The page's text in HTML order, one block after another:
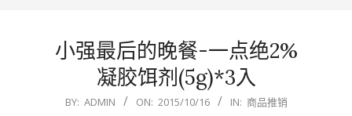
小强最后的晚餐-一点绝2%
凝胶饵剂(5g)*3入
2015-
BY: ADMIN ON: 2015/10/16 IN: 商品推销